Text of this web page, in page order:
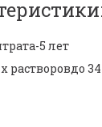
5 лет
растворовдо 34